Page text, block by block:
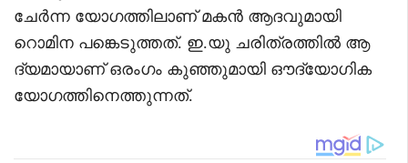
ചേർന്ന യോഗത്തിലാണ് മകൻ ആദവുമായി
റൊമിന പങ്കെടുത്തത്. ഇ.യു ചരിത്രത്തിൽ ആ
ദ്യമായാണ് ഒരംഗം കുഞ്ഞുമായി ഔദ്യോഗിക
യോഗത്തിനെത്തുന്നത്.